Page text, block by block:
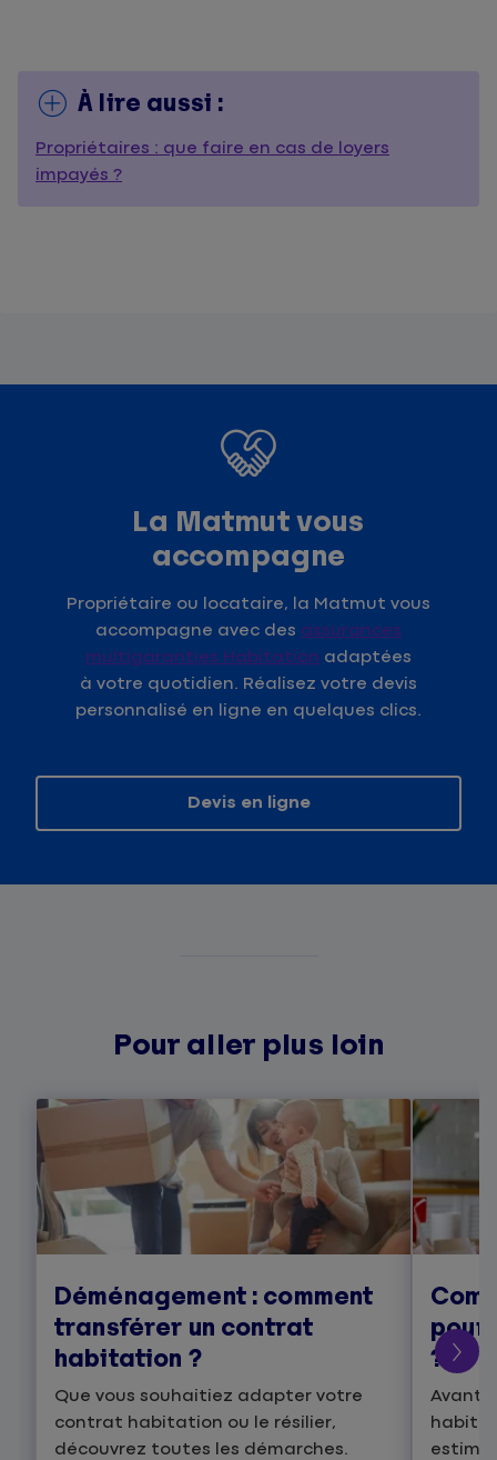
À lire aussi :
Propriétaires : que faire en cas de loyers
impayés ?
La Matmut vous
accompagne
Propriétaire ou locataire, la Matmut vous
accompagne avec des assurances
multigaranties Habitation adaptées
à votre quotidien. Réalisez votre devis
personnalisé en ligne en quelques clics.
Devis en ligne
Pour aller plus loin
Déménagement : comment
transférer un contrat
habitation ?
Que vous souhaitiez adapter votre
contrat habitation ou le résilier,
découvrez toutes les démarches.
pour
?
Avant